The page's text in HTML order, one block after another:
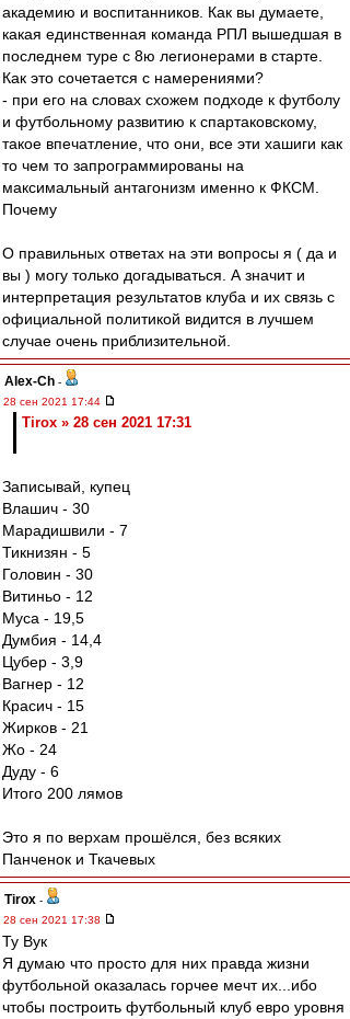
академию и воспитанников. Как вы думаете,
какая единственная команда РПЛ вышедшая в
последнем туре с 8ю легионерами в старте.
Как это сочетается с намерениями?
- при его на словах схожем подходе к футболу
и футбольному развитию к спартаковскому,
такое впечатление, что они, все эти хашиги как
то чем то запрограммированы на
максимальный антагонизм именно к ФКСМ.
Почему
О правильных ответах на эти вопросы я ( да и
вы ) могу только догадываться. А значит и
интерпретация результатов клуба и их связь с
официальной политикой видится в лучшем
случае очень приблизительной.
Alex-Ch -
28 сен 2021 17:44
Tirox » 28 сен 2021 17:31
Записывай, купец
Влашич - 30
Марадишвили - 7
Тикнизян - 5
Головин - 30
Витиньо - 12
Муса - 19,5
Думбия - 14,4
Цубер - 3,9
Вагнер - 12
Красич - 15
Жирков - 21
Жо - 24
Дуду - 6
Итого 200 лямов
Это я по верхам прошёлся, без всяких
Панченок и Ткачевых
Tirox -
28 сен 2021 17:38
Ту Вук
Я думаю что просто для них правда жизни
футбольной оказалась горчее мечт их...ибо
чтобы построить футбольный клуб евро уровня